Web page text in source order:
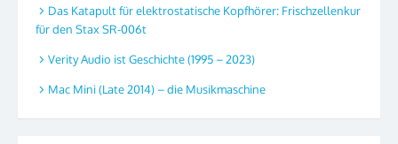
Das Katapult für elektrostatische Kopfhörer: Frischzellenkur
für den Stax SR-006t
Verity Audio ist Geschichte (1995 – 2023)
Mac Mini (Late 2014) – die Musikmaschine